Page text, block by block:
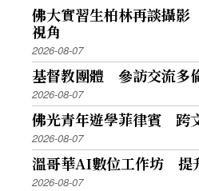
佛大實習生柏林再談攝
視角
2026-08-07
基督教團體 參訪交流多
2026-08-07
佛光青年遊學菲律賓 跨
2026-08-07
溫哥華AI數位工作坊 提
2026-08-07